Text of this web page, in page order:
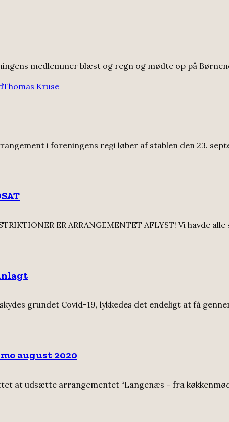
medlemmer blæst og regn og mødte op på
Thomas Kruse
i foreningens regi løber af stablen den 23.
ER ARRANGEMENTET AFLYST! Vi havde
grundet Covid-19, lykkedes det endeligt at få
august 2020
at udsætte arrangementet “Langenæs – fra